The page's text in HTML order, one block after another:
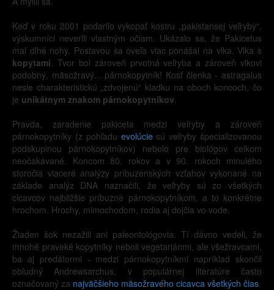
Keď v roku 2001 podarilo vykopať kostru „pakistansej veľryby“,
výskumníci neverili vlastným očiam. Ukázalo sa, že Pakicetus
mal dlhé nohy. Postavou sa oveľa viac ponášal na vlka. Vlka s
kopytami. Tvor bol zároveň prvotná veľryba a zároveň vlkovi
podobný, mäsožravý... párnokopytník! Kosť členka - astragalus
nesie charakteristickú „zdvojenú“ kladku na oboch koncoch, čo
je unikátnym znakom párnokopytníkov.
Pravda, zaradenie pakiceta medzi veľryby a zároveň
párnokopytníky (z pohľadu evolúciesú veľryby špecializovanou
podskupinou párnokopytníkov) nebolo pre biológov celkom
neočakávané. Koncom 80. rokov a v 90. rokoch minulého
storočia viaceré analýzy príbuzenských vzťahov vykonané na
základe analýz DNA naznačili, že veľryby sú zo všetkých
cicavcov najbližšie príbuzné párnokopytníkom, a to konkrétne
hrochom. Hrochy, mimochodom, rodia aj dojčia vo vode.
Žiaden šok nezažili ani paleontológovia. Tí dávno vedeli, že
mnohé praveké kopytníky neboli vegetariánmi, ale všežravcami,
ba aj predátormi - medzi párnokopytníkmi napríklad skončil
obludný Andrewsarchus, v populárnej literatúre často
označovaný za najväčšieho mäsožravého cicavca všetkých čias.